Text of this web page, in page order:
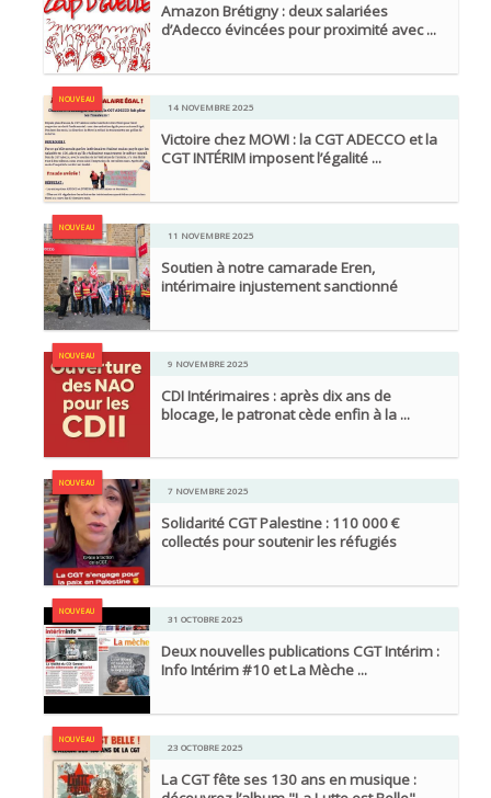
Amazon Brétigny : deux salariées
d’Adecco évincées pour proximité avec ...
NOUVEAU
14 NOVEMBRE 2025
Victoire chez MOWI : la CGT ADECCO et la
CGT INTÉRIM imposent l’égalité ...
NOUVEAU
11 NOVEMBRE 2025
Soutien à notre camarade Eren,
intérimaire injustement sanctionné
NOUVEAU
9 NOVEMBRE 2025
CDI Intérimaires : après dix ans de
blocage, le patronat cède enfin à la ...
NOUVEAU
7 NOVEMBRE 2025
Solidarité CGT Palestine : 110 000 €
collectés pour soutenir les réfugiés
NOUVEAU
31 OCTOBRE 2025
Deux nouvelles publications CGT Intérim :
Info Intérim #10 et La Mèche ...
NOUVEAU
23 OCTOBRE 2025
La CGT fête ses 130 ans en musique :